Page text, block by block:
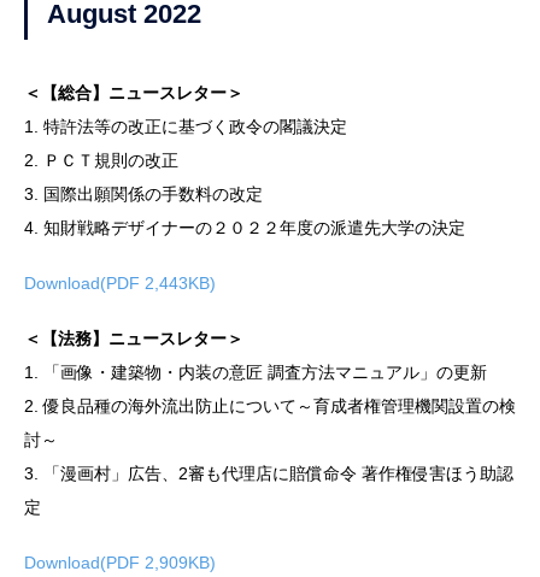
August 2022
＜【総合】ニュースレター＞
1. 特許法等の改正に基づく政令の閣議決定
2. ＰＣＴ規則の改正
3. 国際出願関係の手数料の改定
4. 知財戦略デザイナーの２０２２年度の派遣先大学の決定
Download(PDF 2,443KB)
＜【法務】ニュースレター＞
1. 「画像・建築物・内装の意匠 調査方法マニュアル」の更新
2. 優良品種の海外流出防止について～育成者権管理機関設置の検
討～
3. 「漫画村」広告、2審も代理店に賠償命令 著作権侵害ほう助認
定
Download(PDF 2,909KB)